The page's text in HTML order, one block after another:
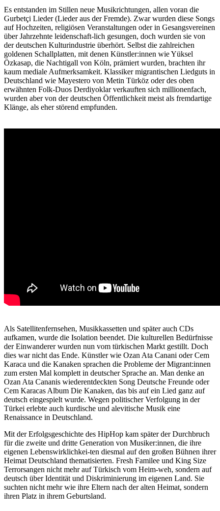
Es entstanden im Stillen neue Musikrichtungen, allen voran die
Gurbetçi Lieder (Lieder aus der Fremde). Zwar wurden diese Songs
auf Hochzeiten, religiösen Veranstaltungen oder in Gesangsvereinen
über Jahrzehnte leidenschaft-lich gesungen, doch wurden sie von
der deutschen Kulturindustrie überhört. Selbst die zahlreichen
goldenen Schallplatten, mit denen Künstler:innen wie Yüksel
Özkasap, die Nachtigall von Köln, prämiert wurden, brachten ihr
kaum mediale Aufmerksamkeit. Klassiker migrantischen Liedguts in
Deutschland wie Mayestero von Metin Türköz oder des oben
erwähnten Folk-Duos Derdiyoklar verkauften sich millionenfach,
wurden aber von der deutschen Öffentlichkeit meist als fremdartige
Klänge, als eher störend empfunden.
Als Satellitenfernsehen, Musikkassetten und später auch CDs
aufkamen, wurde die Isolation beendet. Die kulturellen Bedürfnisse
der Einwanderer wurden nun vom türkischen Markt gestillt. Doch
dies war nicht das Ende. Künstler wie Ozan Ata Canani oder Cem
Karaca und die Kanaken sprachen die Probleme der Migrant:innen
zum ersten Mal komplett in deutscher Sprache an. Man denke an
Ozan Ata Cananis wiederentdeckten Song Deutsche Freunde oder
Cem Karacas Album Die Kanaken, das bis auf ein Lied ganz auf
deutsch eingespielt wurde. Wegen politischer Verfolgung in der
Türkei erlebte auch kurdische und alevitische Musik eine
Renaissance in Deutschland.
Mit der Erfolgsgeschichte des HipHop kam später der Durchbruch
für die zweite und dritte Generation von Musiker:innen, die ihre
eigenen Lebenswirklichkei-ten diesmal auf den großen Bühnen ihrer
Heimat Deutschland thematisierten. Fresh Familee und King Size
Terrorsangen nicht mehr auf Türkisch vom Heim-weh, sondern auf
deutsch über Identität und Diskriminierung im eigenen Land. Sie
suchten nicht mehr wie ihre Eltern nach der alten Heimat, sondern
ihren Platz in ihrem Geburtsland.